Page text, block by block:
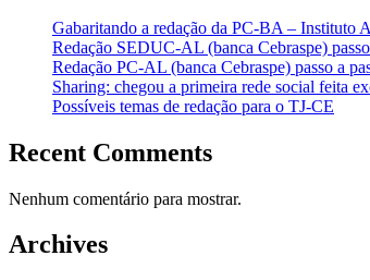
Gabaritando a redação da PC-BA – Instituto
Redação SEDUC-AL (banca Cebraspe)
Redação PC-AL (banca Cebraspe) passo a
Sharing: chegou a primeira rede social feita
Possíveis temas de redação para o TJ-CE
Recent Comments
Nenhum comentário para mostrar.
Archives